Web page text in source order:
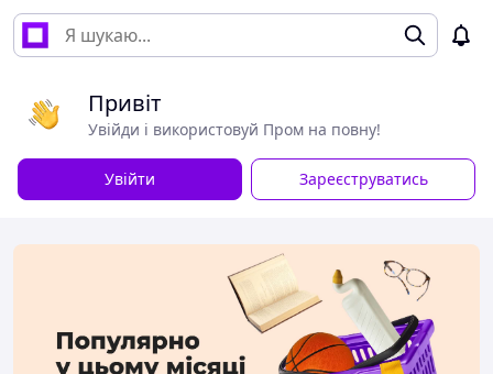
Привіт
Увійди і використовуй Пром на повну!
Увійти Зареєструватись